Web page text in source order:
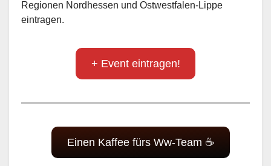
Regionen Nordhessen und Ostwestfalen-Lippe
eintragen.
+ Event eintragen!
Einen Kaffee fürs Ww-Team ☕